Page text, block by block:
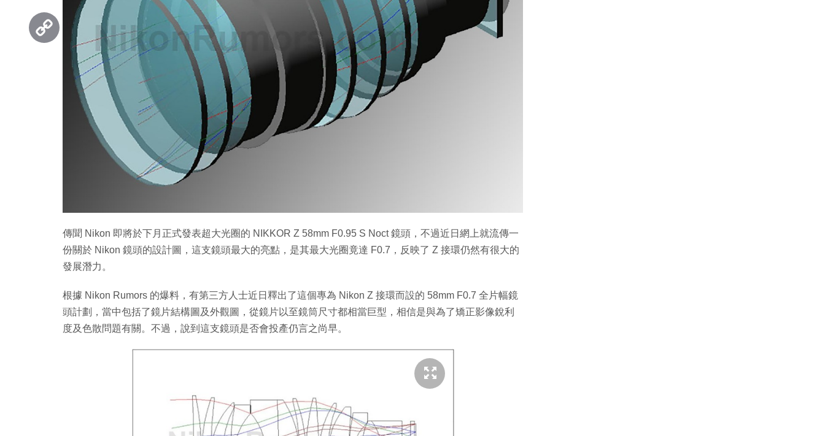
傳聞 Nikon 即將於下月正式發表超大光圈的 NIKKOR Z 58mm F0.95 S Noct 鏡頭，不過近日網上就流傳一
份關於 Nikon 鏡頭的設計圖，這支鏡頭最大的亮點，是其最大光圈竟達 F0.7，反映了 Z 接環仍然有很大的
發展潛力。
根據 Nikon Rumors 的爆料，有第三方人士近日釋出了這個專為 Nikon Z 接環而設的 58mm F0.7 全片幅鏡
頭計劃，當中包括了鏡片結構圖及外觀圖，從鏡片以至鏡筒尺寸都相當巨型，相信是與為了矯正影像銳利
度及色散問題有關。不過，說到這支鏡頭是否會投產仍言之尚早。
Threads